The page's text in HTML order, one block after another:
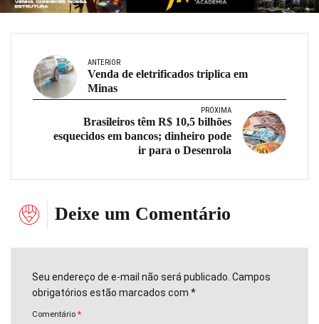
ANTERIOR
Venda de eletrificados triplica em
Minas
PRÓXIMA
Brasileiros têm R$ 10,5 bilhões
esquecidos em bancos; dinheiro pode
ir para o Desenrola
Deixe um Comentário
Seu endereço de e-mail não será publicado. Campos
obrigatórios estão marcados com *
Comentário *